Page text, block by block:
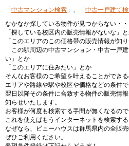
「 中古マンション検索 」、「 中古一戸建て
なかなか探している物件が見つからない・
「探している校区内の販売情報がないな」
「このエリアのこの価格帯の販売情報が知
「この駅周辺の中古マンション・中古一戸
い」とか
「このエリアに住みたい」とか
そんなお客様のご希望を叶えることができ
エリアや路線や駅や校区や価格などの条件
翌日以降その条件に合致する物件の販売情
知らせいたします。
お客様が何度も検索する手間が無くなるの
これを使えばもうインターネットを検索する
なぜなら、ビューハウスは群馬県内の全販
ぜひご利用ください。